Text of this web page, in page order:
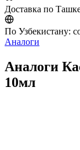
Доставка по
По Узбекистану:
Аналоги
Аналоги
10мл